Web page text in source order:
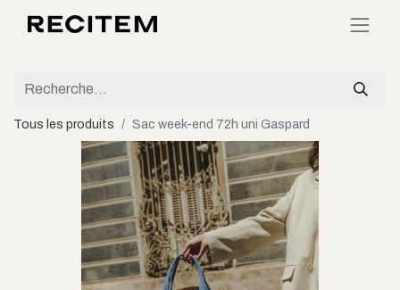
Tous les produits Sac week-end 72h uni Gaspard